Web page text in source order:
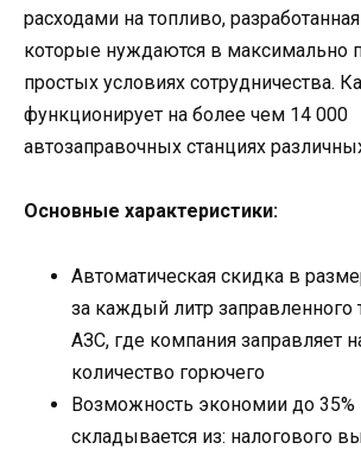
расходами на топливо,
которые нуждаются в максимально
простых условиях сотрудничества.
функционирует на более чем 14 000
автозаправочных станциях
Основные характеристики:
Автоматическая скидка в
за каждый литр заправленного
АЗС, где компания заправляет
количество горючего
Возможность экономии до 35%
складывается из: налогового